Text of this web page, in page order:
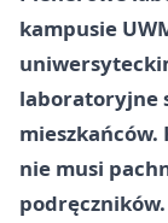
kampusie
laboratoryjne
mieszkańców.
nie musi
podręczników.